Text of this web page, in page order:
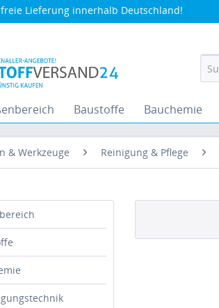
Lieferung innerhalb Deutschland!
Baustoffe Bauchemie
& Werkzeuge Reinigung & Pflege